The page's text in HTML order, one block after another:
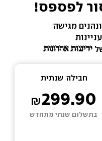
לפספס!
ונהנים מגישה
חבילה שנתית
299.90
בתשלום שנתי מתחדש